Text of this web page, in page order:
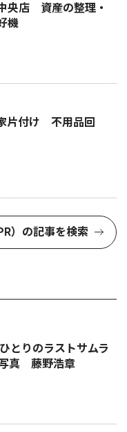
央店 資産の整理・
機
片付け 不用品回
）の記事を検索
とりのラストサムラ
真 藤野浩章